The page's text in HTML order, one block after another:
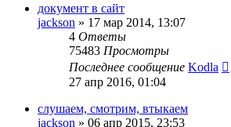
документ в сайт
jackson » 17 мар 2014, 13:07
4 Ответы
75483 Просмотры
Последнее сообщение Kodla
27 апр 2016, 01:04
слушаем, смотрим, втыкаем
jackson » 06 апр 2015, 23:53